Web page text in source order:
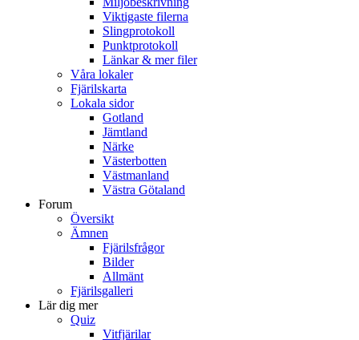
Viktigaste filerna
Slingprotokoll
Punktprotokoll
Länkar & mer filer
Våra lokaler
Fjärilskarta
Lokala sidor
Gotland
Jämtland
Närke
Västerbotten
Västmanland
Västra Götaland
Forum
Översikt
Ämnen
Fjärilsfrågor
Bilder
Allmänt
Fjärilsgalleri
Lär dig mer
Quiz
Vitfjärilar